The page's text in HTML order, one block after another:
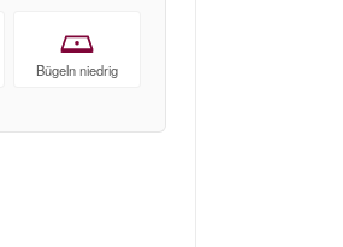
Bügeln niedrig